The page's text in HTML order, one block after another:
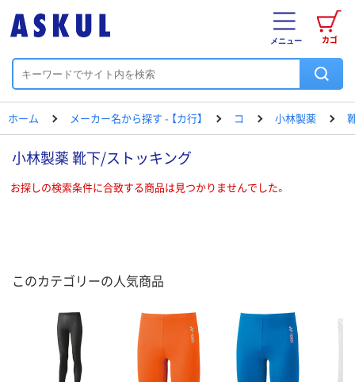
カゴ
メニュー
ホーム メーカー名から探す - 【カ行】 コ 小林製薬
小林製薬 靴下/ストッキング
お探しの検索条件に合致する商品は見つかりませんでした。
このカテゴリーの人気商品